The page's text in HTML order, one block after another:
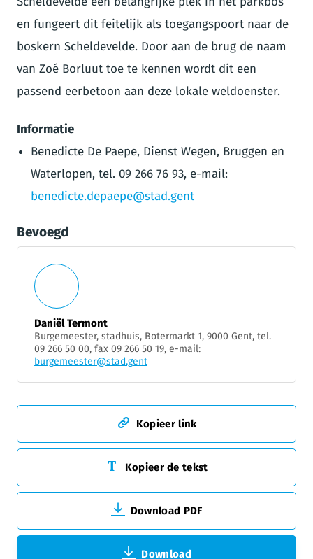
en fungeert dit feitelijk als toegangspoort naar de
boskern Scheldevelde. Door aan de brug de naam
van Zoé Borluut toe te kennen wordt dit een
passend eerbetoon aan deze lokale weldoenster.
Informatie
Benedicte De Paepe, Dienst Wegen, Bruggen en
Waterlopen, tel. 09 266 76 93, e-mail:
benedicte.depaepe@stad.gent
Bevoegd
Daniël Termont
Burgemeester, stadhuis, Botermarkt 1, 9000 Gent, tel.
09 266 50 00, fax 09 266 50 19, e-mail:
burgemeester@stad.gent
Kopieer link
Kopieer de tekst
Download PDF
Download